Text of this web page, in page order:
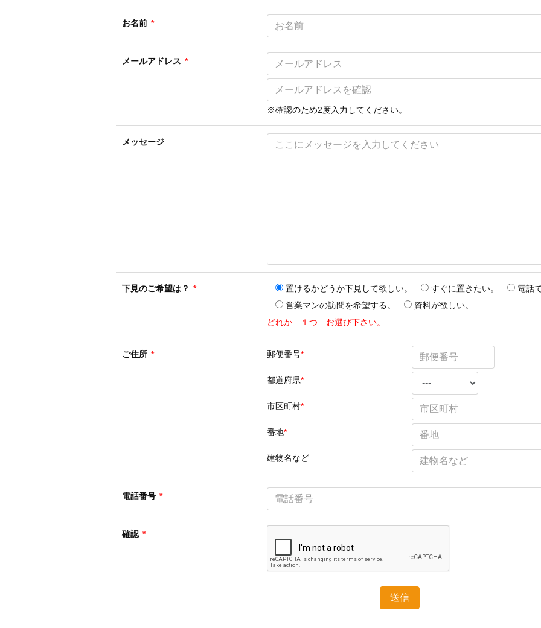
お名前 *
メールアドレス *
※確認のため2度入力してください。
メッセージ
下見のご希望は？ * 置けるかどうか下見して欲しい。 すぐに置きたい。
電話
営業マンの訪問を希望する。
資料が欲しい。
どれか １つ お選び下さい。
ご住所 * 郵便番号*
都道府県*
市区町村*
番地*
建物名など
電話番号 *
確認 *